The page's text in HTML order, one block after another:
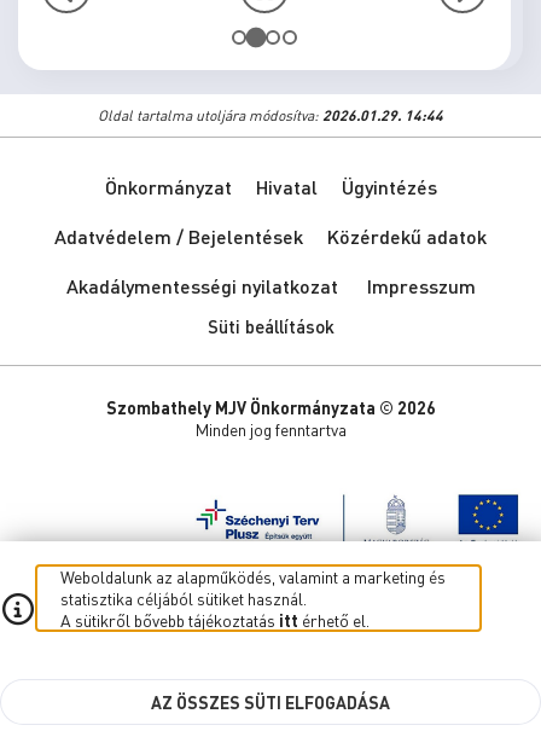
Oldal tartalma utoljára módosítva: 2026.01.29. 14:44
Önkormányzat Hivatal
Ügyintézés
Adatvédelem / Bejelentések
Közérdekű adatok
Akadálymentességi nyilatkozat
Impresszum
Süti beállítások
Szombathely MJV Önkormányzata © 2026
Minden jog fenntartva
Weboldalunk az alapműködés, valamint a marketing és
statisztika céljából sütiket használ.
A sütikről bővebb tájékoztatás itt érhető el.
AZ ÖSSZES SÜTI ELFOGADÁSA